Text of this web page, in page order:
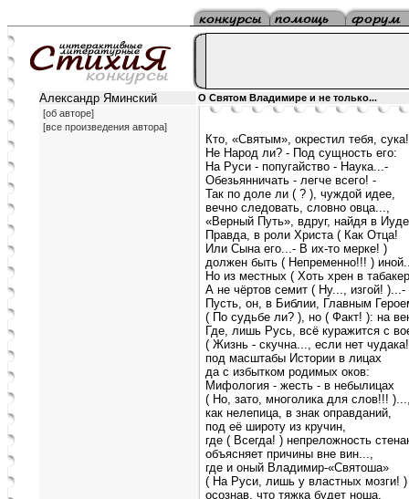
Александр Яминский
О Святом Владимире и не только...
[об авторе]
[все произведения автора]
Кто, «Святым», окрестил тебя,
Не Народ ли? - Под сущность его:
На Руси - попугайство - Наука...-
Обезьянничать - легче всего! -
Так по доле ли ( ? ), чуждой идее,
вечно следовать, словно овца...,
«Верный Путь», вдруг, найдя в
Правда, в роли Христа ( Как Отца!
Или Сына его...- В их-то мерке! )
должен быть ( Непременно!!! )
Но из местных ( Хоть хрен в
А не чёртов семит ( Ну..., изгой! )...-
Пусть, он, в Библии, Главным
( По судьбе ли? ), но ( Факт! ): на
Где, лишь Русь, всё куражится с
( Жизнь - скучна..., если нет
под масштабы Истории в лицах
да с избытком родимых оков:
Мифология - жесть - в небылицах
( Но, зато, многолика для слов!!!
как нелепица, в знак оправданий,
под её широту из кручин,
где ( Всегда! ) непреложность
объясняет причины вне вин...,
где и оный Владимир-«Святоша»
( На Руси, лишь у властных мозги! )
осознав, что тяжка будет ноша,